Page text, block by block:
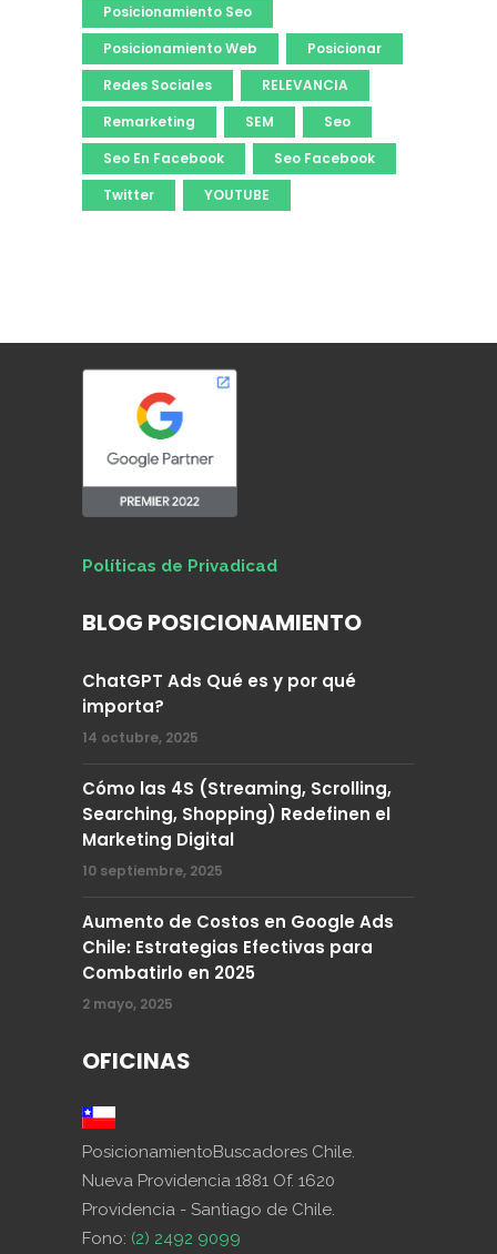
Posicionamiento Seo
Posicionamiento Web
Posicionar
Redes Sociales
RELEVANCIA
Remarketing
SEM
Seo
Seo En Facebook
Seo Facebook
Twitter
YOUTUBE
Políticas de Privadicad
BLOG POSICIONAMIENTO
ChatGPT Ads Qué es y por qué
importa?
14 octubre, 2025
Cómo las 4S (Streaming, Scrolling,
Searching, Shopping) Redefinen el
Marketing Digital
10 septiembre, 2025
Aumento de Costos en Google Ads
Chile: Estrategias Efectivas para
Combatirlo en 2025
2 mayo, 2025
OFICINAS
PosicionamientoBuscadores Chile.
Nueva Providencia 1881 Of. 1620
Providencia - Santiago de Chile.
Fono: (2) 2492 9099